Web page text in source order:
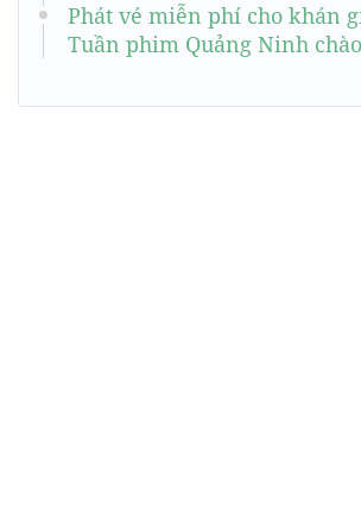
Phát vé miễn phí cho khán
Tuần phim Quảng Ninh